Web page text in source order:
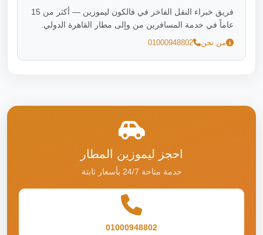
فريق خبراء النقل الفاخر في فالكون ليموزين — أكثر من 15
عاماً في خدمة المسافرين من وإلى مطار القاهرة الدولي.
من نحن 01000948802
احجز ليموزين المطار
خدمة متاحة 24/7 بأسعار ثابتة
01000948802